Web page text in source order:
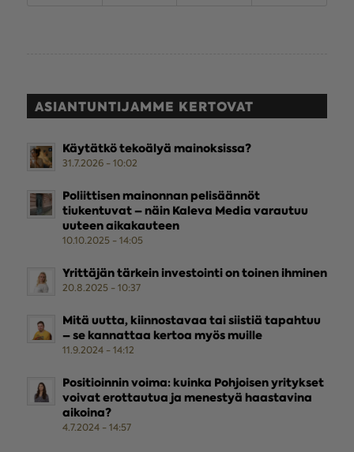
ASIANTUNTIJAMME KERTOVAT
Käytätkö tekoälyä mainoksissa?
31.7.2026 - 10:02
Poliittisen mainonnan pelisäännöt
tiukentuvat – näin Kaleva Media varautuu
uuteen aikakauteen
10.10.2025 - 14:05
Yrittäjän tärkein investointi on toinen ihminen
20.8.2025 - 10:37
Mitä uutta, kiinnostavaa tai siistiä tapahtuu
– se kannattaa kertoa myös muille
11.9.2024 - 14:12
Positioinnin voima: kuinka Pohjoisen yritykset
voivat erottautua ja menestyä haastavina
aikoina?
4.7.2024 - 14:57